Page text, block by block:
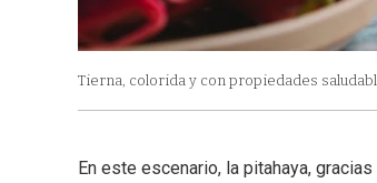
Tierna, colorida y con propiedades
En este escenario, la pitahaya,